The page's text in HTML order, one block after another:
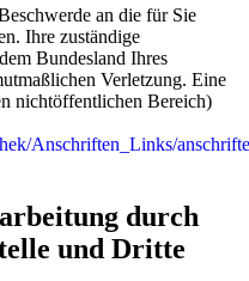
an die für Sie
Ihre zuständige
Bundesland Ihres
Verletzung. Eine
nichtöffentlichen Bereich)
Anschriften_Links/
durch
und Dritte